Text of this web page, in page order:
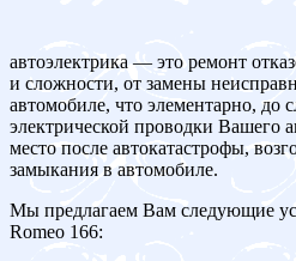
автоэлектрика — это ремонт
и сложности, от замены
автомобиле, что элементарно, до
электрической проводки Вашего
место после автокатастрофы,
замыкания в автомобиле.
Мы предлагаем Вам следующие
Romeo 166: